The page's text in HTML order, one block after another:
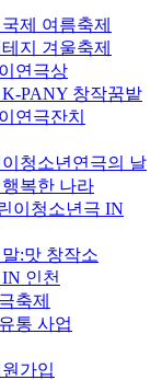
제 여름축제
지 겨울축제
연극상
PANY 창작꿈밭
연극잔치
청소년연극의 날
복한 나라
이청소년극 IN
:맛 창작소
인천
축제
통 사업
가입